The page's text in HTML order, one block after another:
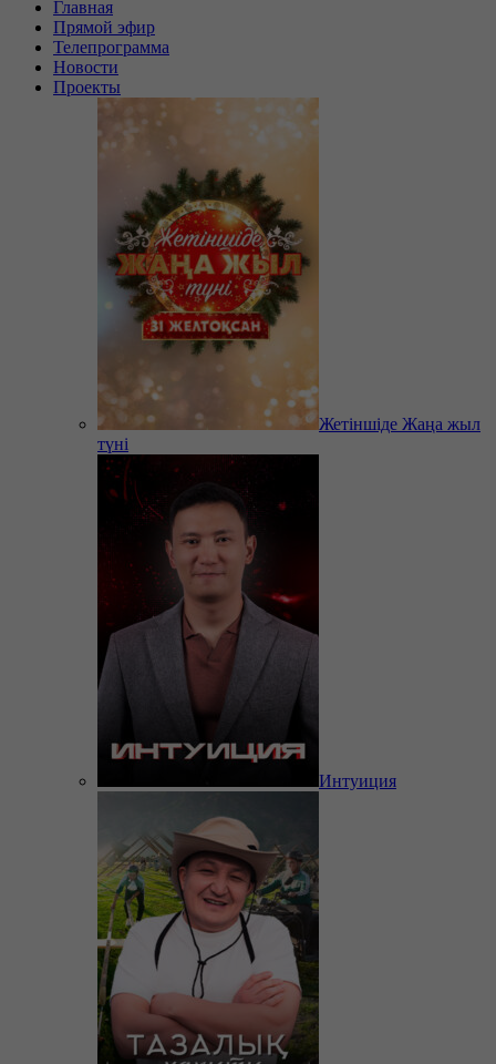
Главная
Прямой эфир
Телепрограмма
Новости
Проекты
Жетіншіде Жаңа жыл
түні
Интуиция